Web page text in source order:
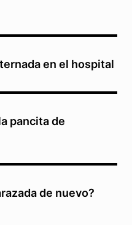
en el hospital
pancita de
de nuevo?